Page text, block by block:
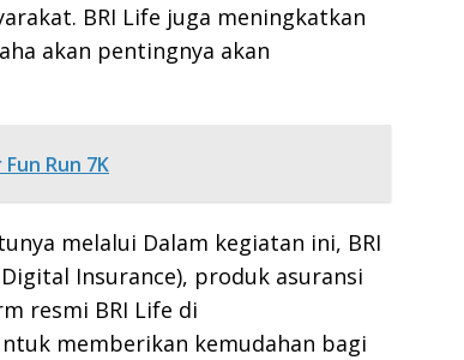
BRI Life juga meningkatkan
akan pentingnya akan
Run 7K
melalui Dalam kegiatan ini, BRI
Insurance), produk asuransi
resmi BRI Life di
memberikan kemudahan bagi